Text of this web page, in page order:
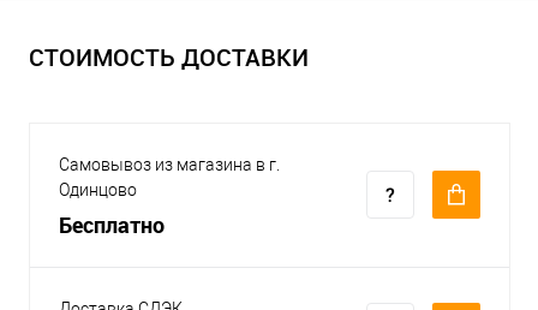
СТОИМОСТЬ ДОСТАВКИ
Самовывоз из магазина в г.
Одинцово
Бесплатно